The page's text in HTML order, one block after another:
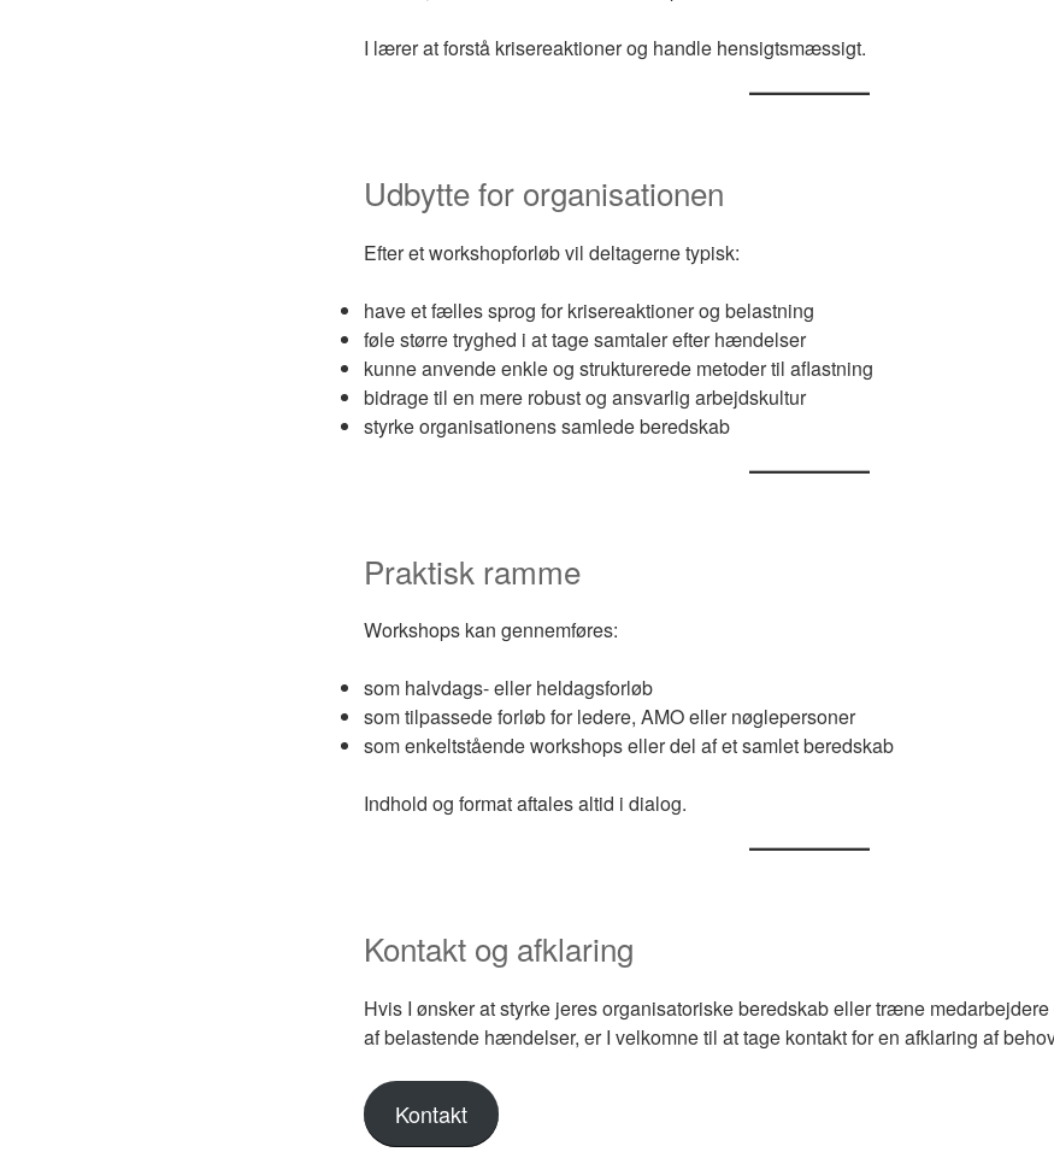
I lærer at forstå krisereaktioner og handle hensigtsmæssigt.
Udbytte for organisationen
Efter et workshopforløb vil deltagerne typisk:
have et fælles sprog for krisereaktioner og belastning
føle større tryghed i at tage samtaler efter hændelser
kunne anvende enkle og strukturerede metoder til aflastning
bidrage til en mere robust og ansvarlig arbejdskultur
styrke organisationens samlede beredskab
Praktisk ramme
Workshops kan gennemføres:
som halvdags- eller heldagsforløb
som tilpassede forløb for ledere, AMO eller nøglepersoner
som enkeltstående workshops eller del af et samlet beredskab
Indhold og format aftales altid i dialog.
Kontakt og afklaring
Hvis I ønsker at styrke jeres organisatoriske beredskab eller træne
af belastende hændelser, er I velkomne til at tage kontakt for en afklaring af
Kontakt